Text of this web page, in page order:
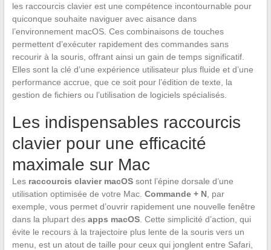
les raccourcis clavier est une compétence incontournable pour
quiconque souhaite naviguer avec aisance dans
l’environnement macOS. Ces combinaisons de touches
permettent d’exécuter rapidement des commandes sans
recourir à la souris, offrant ainsi un gain de temps significatif.
Elles sont la clé d’une expérience utilisateur plus fluide et d’une
performance accrue, que ce soit pour l’édition de texte, la
gestion de fichiers ou l’utilisation de logiciels spécialisés.
Les indispensables raccourcis
clavier pour une efficacité
maximale sur Mac
Les raccourcis clavier macOSsont l’épine dorsale d’une
utilisation optimisée de votre Mac. Commande + N, par
exemple, vous permet d’ouvrir rapidement une nouvelle fenêtre
dans la plupart des apps macOS. Cette simplicité d’action, qui
évite le recours à la trajectoire plus lente de la souris vers un
menu, est un atout de taille pour ceux qui jonglent entre Safari,